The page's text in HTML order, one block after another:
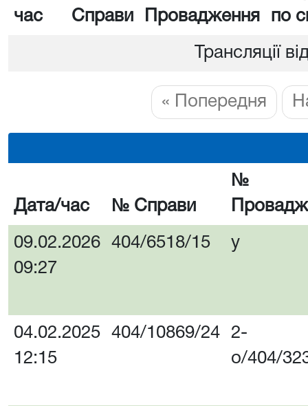
час
Справи
Провадження
по
Трансляції
« Попередня
Дата/час № Справи
№
09.02.2026
09:27
404/6518/15 у
04.02.2025
12:15
404/10869/24
2-
о/404/